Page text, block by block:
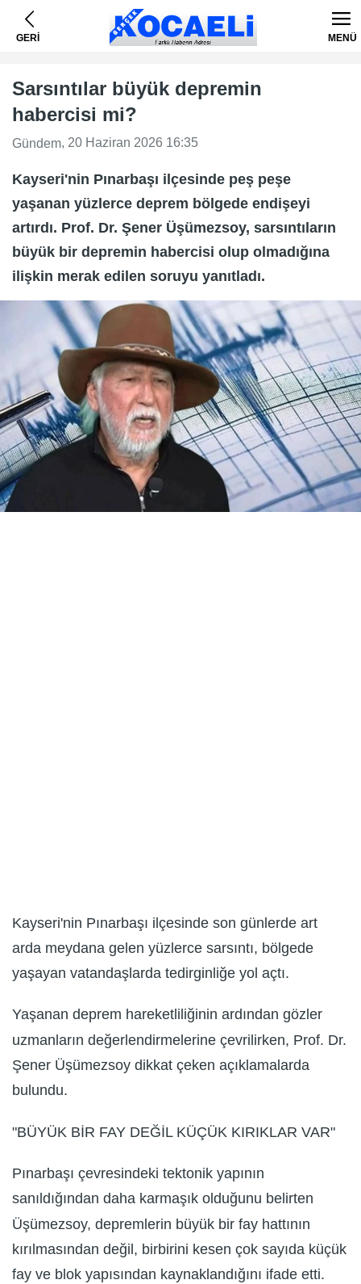
GERİ MENÜ
Sarsıntılar büyük depremin
habercisi mi?
Gündem, 20 Haziran 2026 16:35
Kayseri'nin Pınarbaşı ilçesinde peş peşe
yaşanan yüzlerce deprem bölgede endişeyi
artırdı. Prof. Dr. Şener Üşümezsoy, sarsıntıların
büyük bir depremin habercisi olup olmadığına
ilişkin merak edilen soruyu yanıtladı.
Kayseri'nin Pınarbaşı ilçesinde son günlerde art
arda meydana gelen yüzlerce sarsıntı, bölgede
yaşayan vatandaşlarda tedirginliğe yol açtı.
Yaşanan deprem hareketliliğinin ardından gözler
uzmanların değerlendirmelerine çevrilirken, Prof. Dr.
Şener Üşümezsoy dikkat çeken açıklamalarda
bulundu.
"BÜYÜK BİR FAY DEĞİL KÜÇÜK KIRIKLAR VAR"
Pınarbaşı çevresindeki tektonik yapının
sanıldığından daha karmaşık olduğunu belirten
Üşümezsoy, depremlerin büyük bir fay hattının
kırılmasından değil, birbirini kesen çok sayıda küçük
fay ve blok yapısından kaynaklandığını ifade etti.